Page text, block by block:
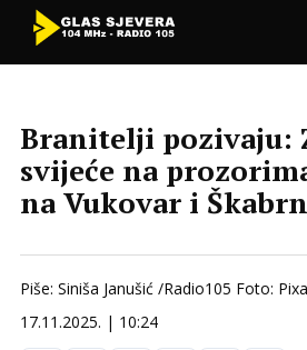
Branitelji pozivaju:
svijeće na
na Vukovar i
Piše: Siniša Janušić /Radio105 Foto:
17.11.2025. | 10:24